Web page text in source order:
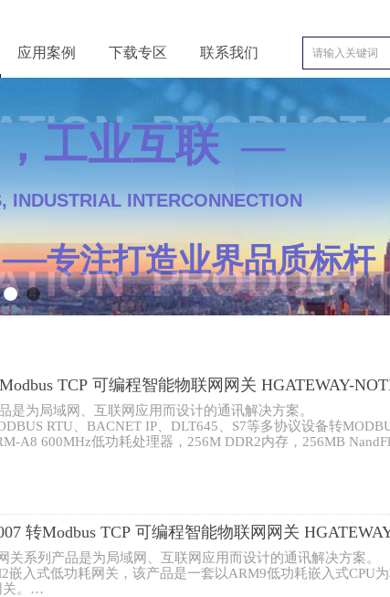
工业互联 —
INDUSTRIAL INTERCONNECTION
—专注打造业界品质标杆
끠 搜索
产品中心 —
PRODUCT CENTER
—专注打造业界
끠 搜索
产品中心 —
PRODUCT CENTER
—专注打造业界
应用案例 下载专区 联系我们
BACNET IP 转Modbus TCP 可编程智能物联网网关
是为局域网、互联网应用而设计的通讯解决方案。
RTU、BACNET IP、DLT645、S7等多协议设备转
A8 600MHz低功耗处理器，256M DDR2内存，256MB
转Modbus TCP 可编程智能物联网网关
关系列产品是为局域网、互联网应用而设计的通讯解决方案。
嵌入式低功耗网关，该产品是一套以ARM9低功耗嵌入式CPU
。